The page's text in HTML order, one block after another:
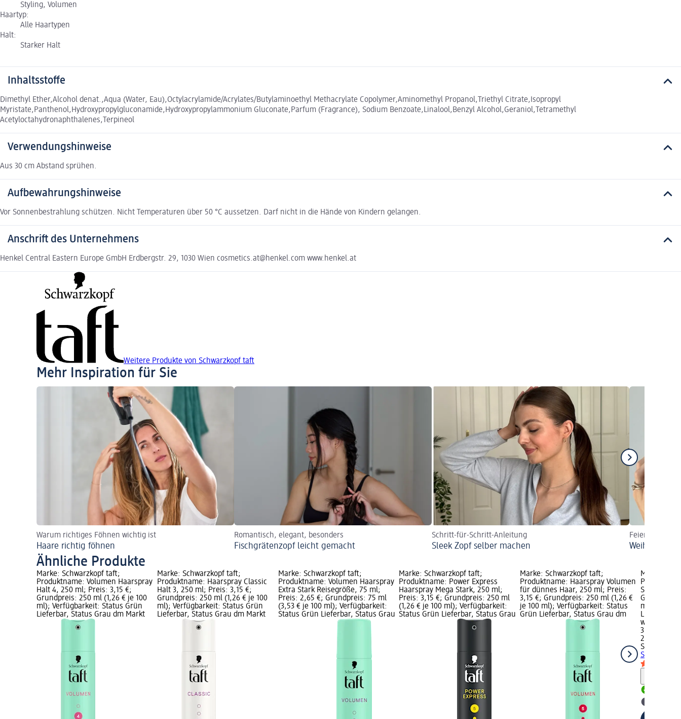
Styling, Volumen
Haartyp:
Alle Haartypen
Halt:
Starker Halt
Inhaltsstoffe
Dimethyl Ether,Alcohol denat.,Aqua (Water, Eau),Octylacrylamide/Acrylates/Butylaminoethyl Methacrylate Copolymer,Aminomethyl Propanol,Triethyl Citrate,Isopropyl
Myristate,Panthenol,Hydroxypropylgluconamide,Hydroxypropylammonium Gluconate,Parfum (Fragrance), Sodium Benzoate,Linalool,Benzyl Alcohol,Geraniol,Tetramethyl
Acetyloctahydronaphthalenes,Terpineol
Verwendungshinweise
Aus 30 cm Abstand sprühen.
Aufbewahrungshinweise
Vor Sonnenbestrahlung schützen. Nicht Temperaturen über 50 °C aussetzen. Darf nicht in die Hände von Kindern gelangen.
Anschrift des Unternehmens
Henkel Central Eastern Europe GmbH Erdbergstr. 29, 1030 Wien cosmetics.at@henkel.com www.henkel.at
Weitere Produkte von Schwarzkopf taft
Mehr Inspiration für Sie
Warum richtiges Föhnen wichtig ist
Haare richtig föhnen
Romantisch, elegant, besonders
Fischgrätenzopf leicht gemacht
Schritt-für-Schritt-Anleitung
Sleek Zopf selber machen
Feierlich
Ähnliche Produkte
Marke: Schwarzkopf taft;
Produktname: Volumen Haarspray
Halt 4, 250 ml; Preis: 3,15 €;
Grundpreis: 250 ml (1,26 € je 100
ml); Verfügbarkeit: Status Grün
Lieferbar, Status Grau dm Markt
Marke: Schwarzkopf taft;
Produktname: Haarspray Classic
Halt 3, 250 ml; Preis: 3,15 €;
Grundpreis: 250 ml (1,26 € je 100
ml); Verfügbarkeit: Status Grün
Lieferbar, Status Grau dm Markt
Marke: Schwarzkopf taft;
Produktname: Volumen Haarspray
Extra Stark Reisegröße, 75 ml;
Preis: 2,65 €; Grundpreis: 75 ml
(3,53 € je 100 ml); Verfügbarkeit:
Status Grün Lieferbar, Status Grau
Marke: Schwarzkopf taft;
Produktname: Power Express
Haarspray Mega Stark, 250 ml;
Preis: 3,15 €; Grundpreis: 250 ml
(1,26 € je 100 ml); Verfügbarkeit:
Status Grün Lieferbar, Status Grau
Marke: Schwarzkopf taft;
Produktname: Haarspray Volumen
für dünnes Haar, 250 ml; Preis:
3,15 €; Grundpreis: 250 ml (1,26 €
je 100 ml); Verfügbarkeit: Status
Grün Lieferbar, Status Grau dm
Marke:
Starker
ml);
Lieferbar,
wählen
3,15 €
250 ml
Starker